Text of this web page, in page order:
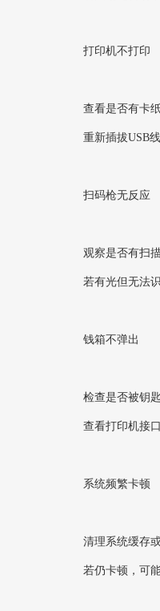
打印机不打印‌
查看是否有卡
重新插拔USB
扫码枪无反应‌
观察是否有扫
若有光但无法
钱箱不弹出‌
检查是否被钥
查看打印机接
系统频繁卡顿‌
清理系统缓存
若仍卡顿，可